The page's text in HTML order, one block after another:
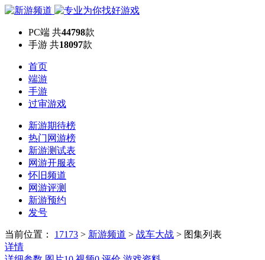
PC端 共44798款
手游 共18097款
首页
端游
手游
过审游戏
新游期待榜
热门网游榜
新游测试表
网游开服表
怀旧频道
网游评测
新游预约
发号
当前位置： 17173 > 新游频道 > 战车大战 > 图集列表
详情